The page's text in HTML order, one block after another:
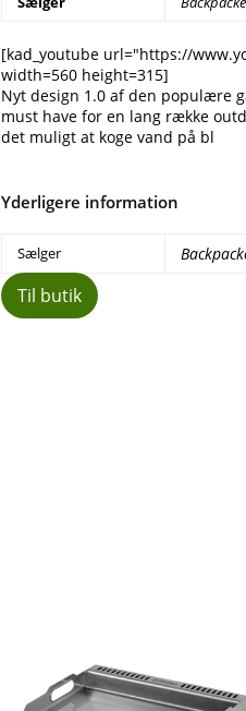
[kad_youtube url="https://
width=560 height=315]
Nyt design 1.0 af den populære
must have for en lang række
det muligt at koge vand på bl
Yderligere information
Sælger
Til butik